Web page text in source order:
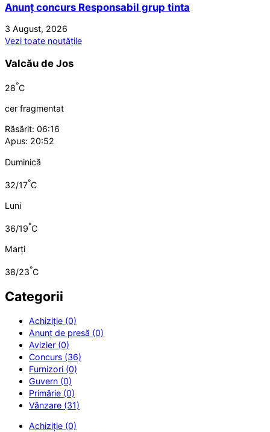
Anunț concurs Responsabil grup tinta
3 August, 2026
Vezi toate noutățile
Valcău de Jos
28°C
cer fragmentat
Răsărit: 06:16
Apus: 20:52
Duminică
32/17°C
Luni
36/19°C
Marți
38/23°C
Categorii
Achiziție (0)
Anunț de presă (0)
Avizier (0)
Concurs (36)
Furnizori (0)
Guvern (0)
Primărie (0)
Vânzare (31)
Achiziție (0)